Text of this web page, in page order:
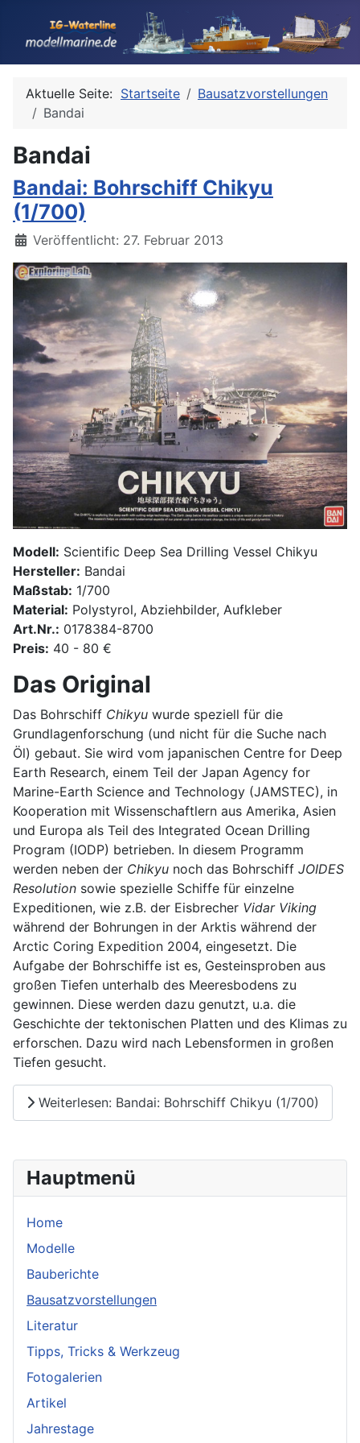
Hauptmenü
Home
Modelle
Bauberichte
Bausatzvorstellungen
Literatur
Tipps, Tricks & Werkzeug
Fotogalerien
Artikel
Jahrestage
Aktuelle Seite: Startseite
Bausatzvorstellungen
Bandai
Bandai
Bandai: Bohrschiff Chikyu
(1/700)
Details
Veröffentlicht: 27. Februar 2013
Modell: Scientific Deep Sea Drilling Vessel Chikyu
Hersteller: Bandai
Maßstab: 1/700
Material: Polystyrol, Abziehbilder, Aufkleber
Art.Nr.: 0178384-8700
Preis: 40 - 80 €
Das Original
Das Bohrschiff Chikyu wurde speziell für die
Grundlagenforschung (und nicht für die Suche nach
Öl) gebaut. Sie wird vom japanischen Centre for Deep
Earth Research, einem Teil der Japan Agency for
Marine-Earth Science and Technology (JAMSTEC), in
Kooperation mit Wissenschaftlern aus Amerika, Asien
und Europa als Teil des Integrated Ocean Drilling
Program (IODP) betrieben. In diesem Programm
werden neben der Chikyu noch das Bohrschiff JOIDES
Resolution sowie spezielle Schiffe für einzelne
Expeditionen, wie z.B. der Eisbrecher Vidar Viking
während der Bohrungen in der Arktis während der
Arctic Coring Expedition 2004, eingesetzt. Die
Aufgabe der Bohrschiffe ist es, Gesteinsproben aus
großen Tiefen unterhalb des Meeresbodens zu
gewinnen. Diese werden dazu genutzt, u.a. die
Geschichte der tektonischen Platten und des Klimas zu
erforschen. Dazu wird nach Lebensformen in großen
Tiefen gesucht.
Weiterlesen: Bandai: Bohrschiff Chikyu (1/700)